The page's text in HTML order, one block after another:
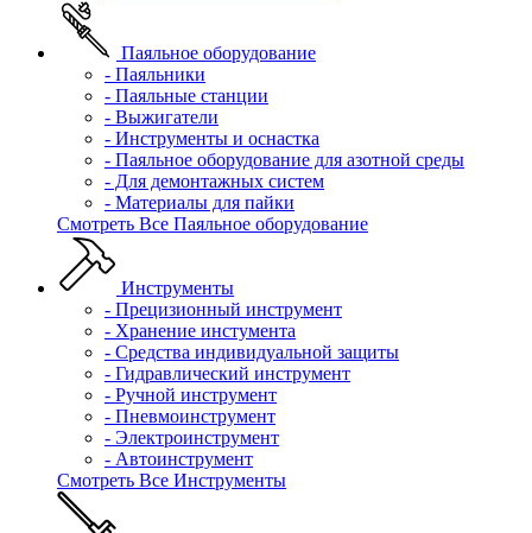
Паяльное оборудование
- Паяльники
- Паяльные станции
- Выжигатели
- Инструменты и оснастка
- Паяльное оборудование для азотной среды
- Для демонтажных систем
- Материалы для пайки
Смотреть Все Паяльное оборудование
Инструменты
- Прецизионный инструмент
- Хранение инстумента
- Средства индивидуальной защиты
- Гидравлический инструмент
- Ручной инструмент
- Пневмоинструмент
- Электроинструмент
- Автоинструмент
Смотреть Все Инструменты